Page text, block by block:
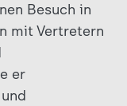
Besuch in
mit Vertretern
er